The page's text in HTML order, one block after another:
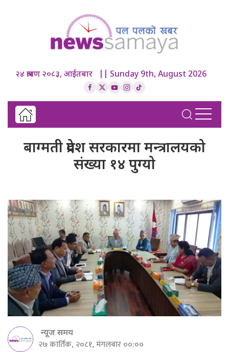
२४ श्रावण २०८३, आईतबार || Sunday 9th, August 2026
बाग्मती प्रदेश सरकारमा मन्त्रालयको
संख्या १४ पुग्यो
न्यूज समय
२७ कार्तिक, २०८१, मंगलबार ००:००